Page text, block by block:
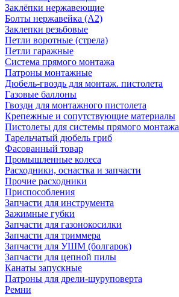
Заклёпки нержавеющие
Болты нержавейка (А2)
Заклепки резьбовые
Петли воротные (стрела)
Петли гаражные
Система прямого монтажа
Патроны монтажные
Дюбель-гвоздь для монтаж. пистолета
Газовые баллоны
Гвозди для монтажного пистолета
Крепежные и сопутствующие материалы
Пистолеты для системы прямого монтажа
Тарельчатый дюбель гриб
Фасованный товар
Промышленные колеса
Расходники, оснастка и запчасти
Прочие расходники
Приспособления
Запчасти для инструмента
Зажимные губки
Запчасти для газонокосилки
Запчасти для триммера
Запчасти для УШМ (болгарок)
Запчасти для цепной пилы
Канаты запускные
Патроны для дрели-шуруповерта
Ремни